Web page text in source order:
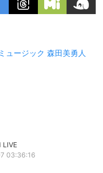
ュージック 森田美勇人
LIVE
03:36:16